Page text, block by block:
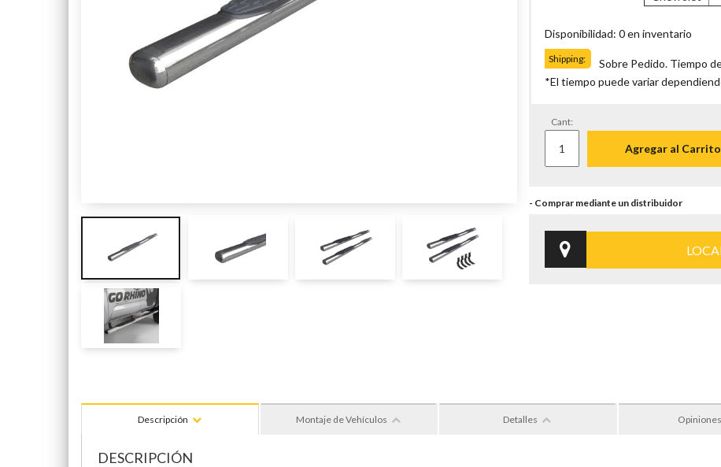
Disponibilidad: 0 en inventario
Shipping:
Sobre Pedido. Tiempo
*El tiempo puede variar
Cant:
Agregar al Carrito
Descripción Montaje de Vehículos Detalles Opiniones
DESCRIPCIÓN